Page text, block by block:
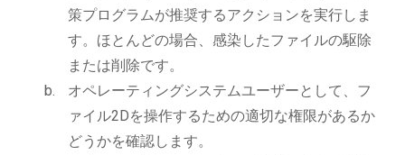
策プログラムが推奨するアクションを実行しま
す。ほとんどの場合、感染したファイルの駆除
または削除です。
オペレーティングシステムユーザーとして、フ
ァイル2Dを操作するための適切な権限があるか
どうかを確認します。